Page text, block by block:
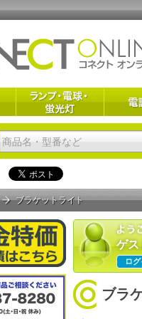
ゲス
ロ
ブラケットライト
ブラ